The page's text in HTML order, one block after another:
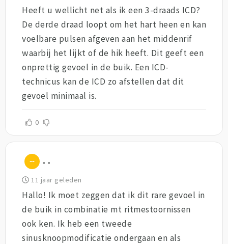
Heeft u wellicht net als ik een 3-draads ICD?
De derde draad loopt om het hart heen en kan
voelbare pulsen afgeven aan het middenrif
waarbij het lijkt of de hik heeft. Dit geeft een
onprettig gevoel in de buik. Een ICD-
technicus kan de ICD zo afstellen dat dit
gevoel minimaal is.
0
- -
11 jaar geleden
Hallo! Ik moet zeggen dat ik dit rare gevoel in
de buik in combinatie mt ritmestoornissen
ook ken. Ik heb een tweede
sinusknoopmodificatie ondergaan en als